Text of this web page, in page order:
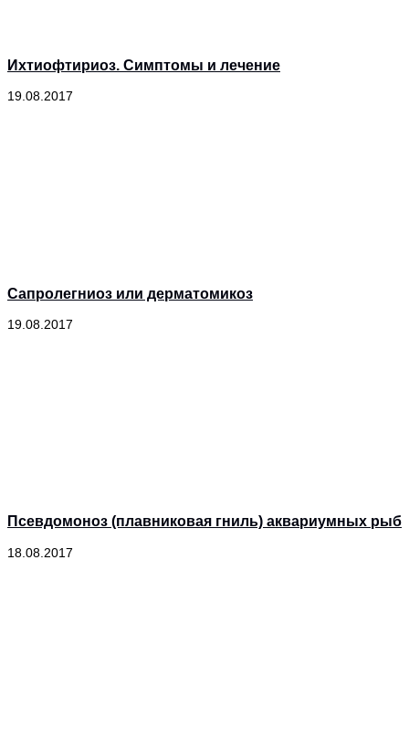
Ихтиофтириоз. Симптомы и лечение
19.08.2017
Сапролегниоз или дерматомикоз
19.08.2017
Псевдомоноз (плавниковая гниль) аквариумных рыб
18.08.2017